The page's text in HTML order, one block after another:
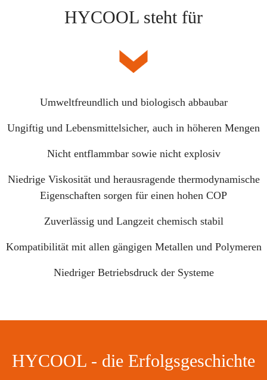
HYCOOL steht für
Umweltfreundlich und biologisch abbaubar
Ungiftig und Lebensmittelsicher, auch in höheren Mengen
Nicht entflammbar sowie nicht explosiv
Niedrige Viskosität und herausragende thermodynamische
Eigenschaften sorgen für einen hohen COP
Zuverlässig und Langzeit chemisch stabil
Kompatibilität mit allen gängigen Metallen und Polymeren
Niedriger Betriebsdruck der Systeme
HYCOOL - die Erfolgsgeschichte